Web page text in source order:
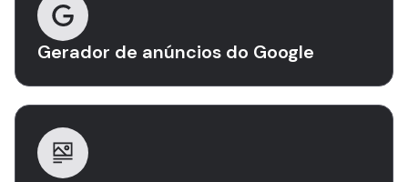
Gerador de anúncios do Google